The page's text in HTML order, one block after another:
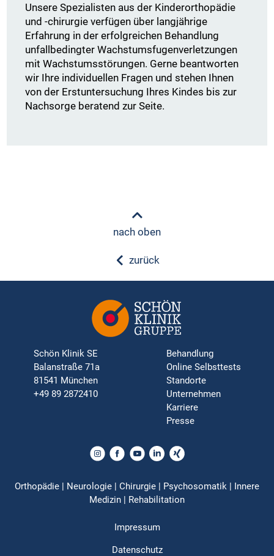
Unsere Spezialisten aus der Kinderorthopädie
und -chirurgie verfügen über langjährige
Erfahrung in der erfolgreichen Behandlung
unfallbedingter Wachstumsfugenverletzungen
mit Wachstumsstörungen. Gerne beantworten
wir Ihre individuellen Fragen und stehen Ihnen
von der Erstuntersuchung Ihres Kindes bis zur
Nachsorge beratend zur Seite.
zurück
nach oben
Schön Klinik SE
Balanstraße 71a
81541 München
+49 89 2872410
Behandlung
Online Selbsttests
Standorte
Unternehmen
Karriere
Presse
Orthopädie | Neurologie | Chirurgie | Psychosomatik | Innere
Medizin | Rehabilitation
Impressum
Datenschutz